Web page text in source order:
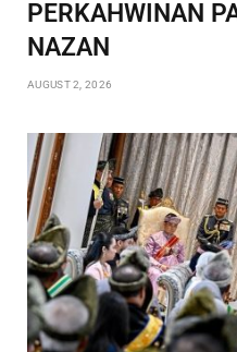
PERKAHWINAN
NAZAN
AUGUST 2, 2026